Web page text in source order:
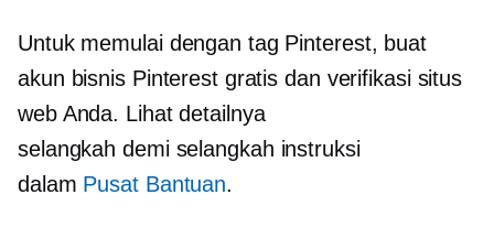
Untuk memulai dengan tag Pinterest, buat
akun bisnis Pinterest gratis dan verifikasi situs
web Anda. Lihat detailnya
selangkah demi selangkah instruksi
dalam Pusat Bantuan.